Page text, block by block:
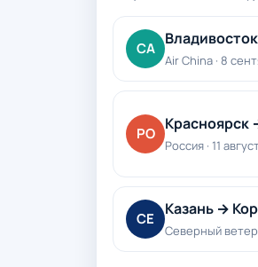
CA
Air China · 8
РО
Красноярск
Россия · 11
СЕ
Казань →
Северный ветер